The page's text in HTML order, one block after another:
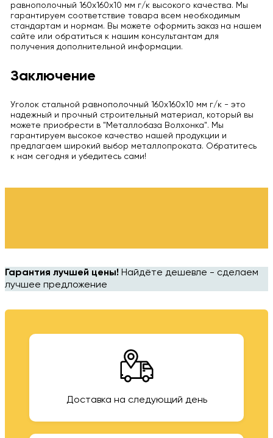
равнополочный 160x160x10 мм г/к высокого качества. Мы
гарантируем соответствие товара всем необходимым
стандартам и нормам. Вы можете оформить заказ на нашем
сайте или обратиться к нашим консультантам для
получения дополнительной информации.
Заключение
Уголок стальной равнополочный 160x160x10 мм г/к - это
надежный и прочный строительный материал, который вы
можете приобрести в "Металлобаза Волхонка". Мы
гарантируем высокое качество нашей продукции и
предлагаем широкий выбор металлопроката. Обратитесь
к нам сегодня и убедитесь сами!
Гарантия лучшей цены! Найдёте дешевле - сделаем
лучшее предложение
Доставка на следующий день